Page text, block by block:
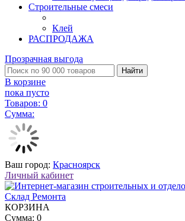
Строительные смеси
Клей
РАСПРОДАЖА
Прозрачная выгода
Найти
В корзине
пока пусто
Товаров: 0
Сумма:
Ваш город: Красноярск
Личный кабинет
КОРЗИНА
Сумма: 0